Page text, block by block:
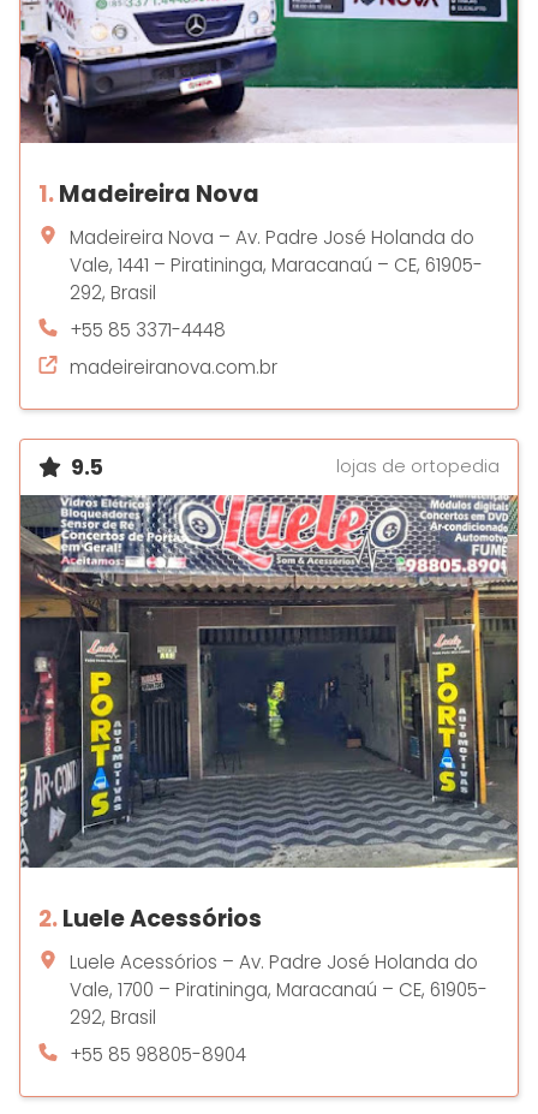
1.Madeireira Nova
Madeireira Nova – Av. Padre José Holanda do
Vale, 1441 – Piratininga, Maracanaú – CE, 61905-
292, Brasil
+55 85 3371-4448
madeireiranova.com.br
9.5 lojas de ortopedia
2.Luele Acessórios
Luele Acessórios – Av. Padre José Holanda do
Vale, 1700 – Piratininga, Maracanaú – CE, 61905-
292, Brasil
+55 85 98805-8904